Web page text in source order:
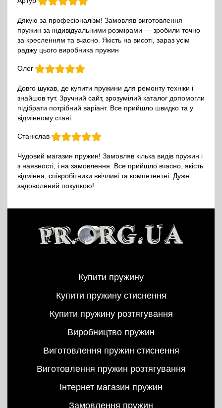
Дякую за професіоналізм! Замовляв виготовлення
пружин за індивідуальними розмірами — зробили точно
за кресленням та вчасно. Якість на висоті, зараз усім
раджу цього виробника пружин
Олег
Довго шукав, де купити пружини для ремонту техніки і
знайшов тут. Зручний сайт, зрозумілий каталог допомогли
підібрати потрібний варіант. Все прийшло швидко та у
відмінному стані.
Станіслав
Чудовий магазин пружин! Замовляв кілька видів пружин і
з наявності, і на замовлення. Все прийшло вчасно, якість
відмінна, співробітники ввічливі та компетентні. Дуже
задоволений покупкою!
Купити пружину
Купити пружину стиснення
Купити пружину розтягування
Виробництво пружин
Виготовлення пружин стиснення
Виготовлення пружин розтягування
Інтернет магазин пружин
Замовлення пружин